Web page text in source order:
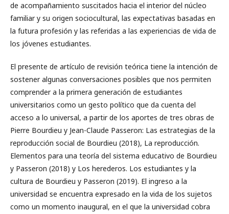
de acompañamiento suscitados hacia el interior del núcleo
familiar y su origen sociocultural, las expectativas basadas en
la futura profesión y las referidas a las experiencias de vida de
los jóvenes estudiantes.
El presente de artículo de revisión teórica tiene la intención de
sostener algunas conversaciones posibles que nos permiten
comprender a la primera generación de estudiantes
universitarios como un gesto político que da cuenta del
acceso a lo universal, a partir de los aportes de tres obras de
Pierre Bourdieu y Jean-Claude Passeron: Las estrategias de la
reproducción social de Bourdieu (2018), La reproducción.
Elementos para una teoría del sistema educativo de Bourdieu
y Passeron (2018) y Los herederos. Los estudiantes y la
cultura de Bourdieu y Passeron (2019). El ingreso a la
universidad se encuentra expresado en la vida de los sujetos
como un momento inaugural, en el que la universidad cobra